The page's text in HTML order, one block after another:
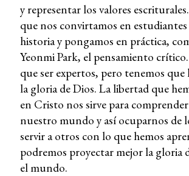
y representar los valores
que nos convirtamos en
historia y pongamos en práctica,
Yeonmi Park, el pensamiento
que ser expertos, pero tenemos que
la gloria de Dios. La libertad que
en Cristo nos sirve para
nuestro mundo y así ocuparnos de
servir a otros con lo que hemos
podremos proyectar mejor la gloria
el mundo.